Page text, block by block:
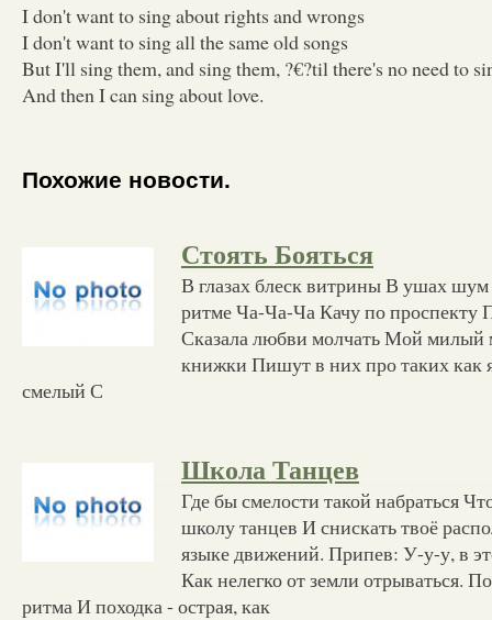
I don't want to sing about rights and wrongs
I don't want to sing all the same old songs
But I'll sing them, and sing them, ?€?til there's no need to
And then I can sing about love.
Похожие новости.
Стоять Бояться
В глазах блеск витрины В ушах
ритме Ча-Ча-Ча Качу по проспекту
Сказала любви молчать Мой милый
книжки Пишут в них про таких
смелый С
Школа Танцев
Где бы смелости такой набраться
школу танцев И снискать твоё
языке движений. Припев: У-у-у, в
Как нелегко от земли отрываться.
ритма И походка - острая, как